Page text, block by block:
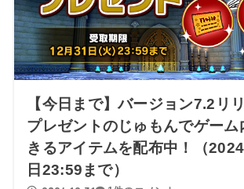
【今日まで】バージョン7.2リ
プレゼントのじゅもんでゲーム
きるアイテムを配布中！（
日23:59まで）